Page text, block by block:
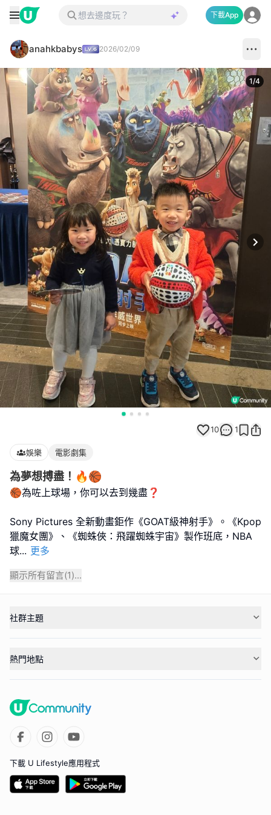
下載App
anahkbabys 2026/02/09
1/4
10 1
娛樂 電影劇集
為夢想搏盡！🔥🏀
🏀為咗上球場，你可以去到幾盡❓
Sony Pictures 全新動畫鉅作《GOAT級神射手》。《Kpop
獵魔女團》、《蜘蛛俠：飛躍蜘蛛宇宙》製作班底，NBA
球... 更多
顯示所有留言(1)...
社群主題
熱門地點
下載 U Lifestyle應用程式